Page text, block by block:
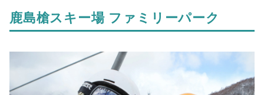
鹿島槍スキー場 ファミリーパーク